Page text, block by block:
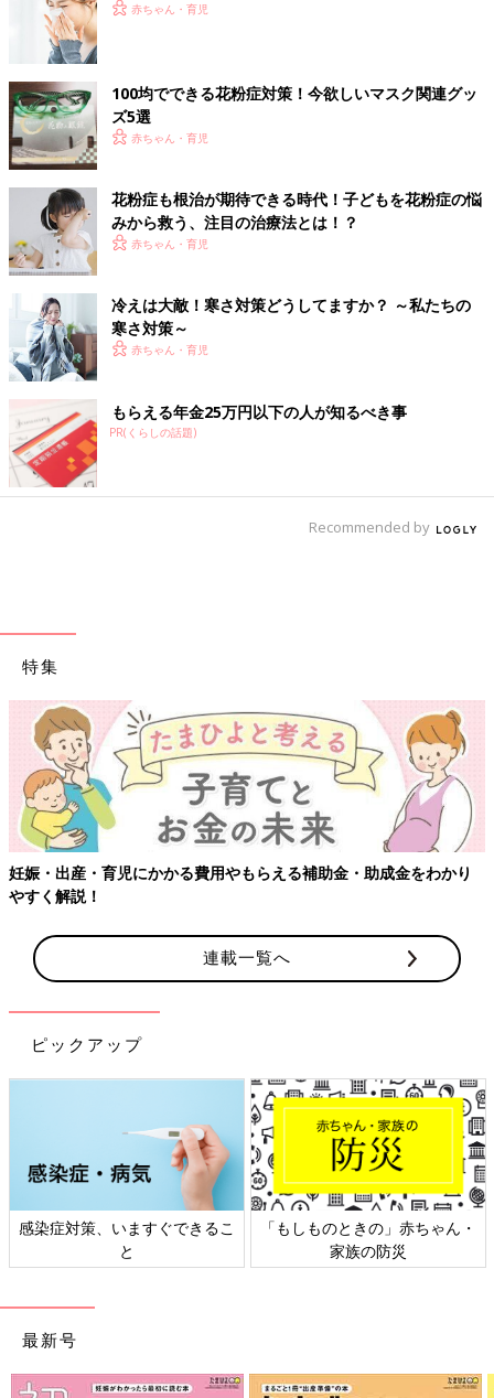
赤ちゃん・育児
100均でできる花粉症対策！今欲しいマスク関連グッ
ズ5選
赤ちゃん・育児
花粉症も根治が期待できる時代！子どもを花粉症の悩
みから救う、注目の治療法とは！？
赤ちゃん・育児
冷えは大敵！寒さ対策どうしてますか？ ～私たちの
寒さ対策～
赤ちゃん・育児
もらえる年金25万円以下の人が知るべき事
PR(くらしの話題)
Recommended by
特集
妊娠・出産・育児にかかる費用やもらえる補助金・助成金をわかり
やすく解説！
連載一覧へ
ピックアップ
感染症対策、いますぐできるこ
と
「もしものときの」赤ちゃん・
家族の防災
最新号